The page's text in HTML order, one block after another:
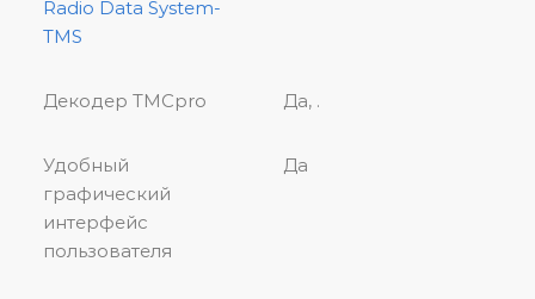
Radio Data System-
TMS
Декодер TMCpro Да, .
Удобный
графический
интерфейс
пользователя
Да